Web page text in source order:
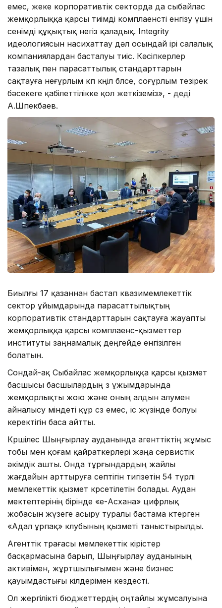
емес, жеке корпоративтік секторда да сыбайлас
жемқорлыққа қарсы тиімді комплаенсті енгізу үшін
сенімді құқықтық негіз қаладық. Integrity
идеологиясын насихаттау дәл осындай ірі салалық
компаниялардан басталуы тиіс. Кәсіпкерлер
тазалық пен парасаттылық стандарттарын
сақтауға неғұрлым көп көңіл бөлсе, соғұрлым тезірек
бәсекеге қабілеттілікке қол жеткіземіз», - деді
А.Шпекбаев.
Биылғы 17 қазаннан бастап квазимемлекеттік
сектор ұйымдарында парасаттылықтың
корпоративтік стандарттарын сақтауға жауапты
жемқорлыққа қарсы комплаенс-қызметтер
институты заңнамалық деңгейде енгізілген
болатын.
Сондай-ақ Сыбайлас жемқорлыққа қарсы қызмет
басшысы басшылардың өз ұжымдарында
жемқорлықты жою және оның алдын алумен
айналысу міндеті құр сөз емес, іс жүзінде болуы
керектігін баса айтты.
Көршілес Шыңғырлау ауданында агенттіктің жұмыс
тобы мен қоғам қайраткерлері жаңа сервистік
әкімдік ашты. Онда тұрғындардың жайлы
жағдайын арттыруға септігін тигізетін 54 түрлі
мемлекеттік қызмет көрсетілетін болады. Аудан
мектептерінің бірінде «е-Асхана» цифрлық
жобасын жүзеге асыру туралы бастама көтерген
«Адал ұрпақ» клубының қызметі таныстырылды.
Агенттік төрағасы мемлекеттік кірістер
басқармасына барып, Шыңғырлау ауданының
активімен, жұртшылығымен және бизнес
қауымдастығы өкілдерімен кездесті.
Ол жергілікті бюджеттердің оңтайлы жұмсалуына